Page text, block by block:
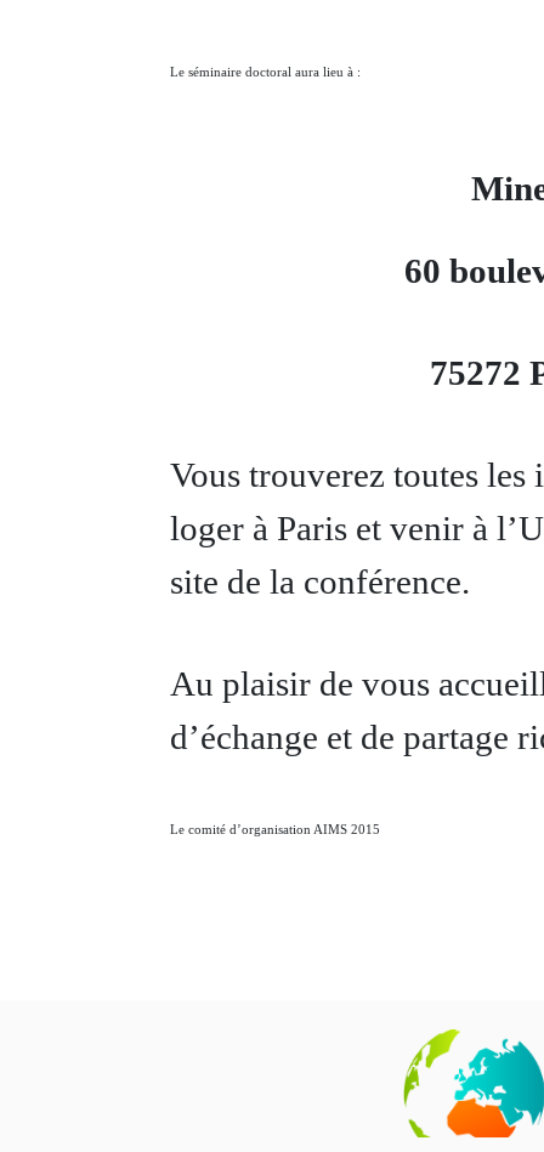
Le séminaire doctoral aura lieu à :
60
75272
Vous trouverez toutes
loger à Paris et venir à
site de la conférence.
Au plaisir de vous
d’échange et de partage
Le comité d’organisation AIMS 2015